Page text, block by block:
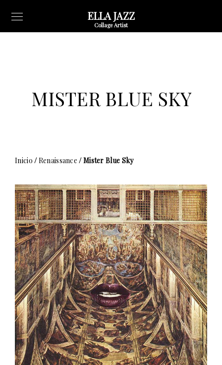
ELLA JAZZ
Collage Artist
MISTER BLUE SKY
Inicio /Renaissance / Mister Blue Sky